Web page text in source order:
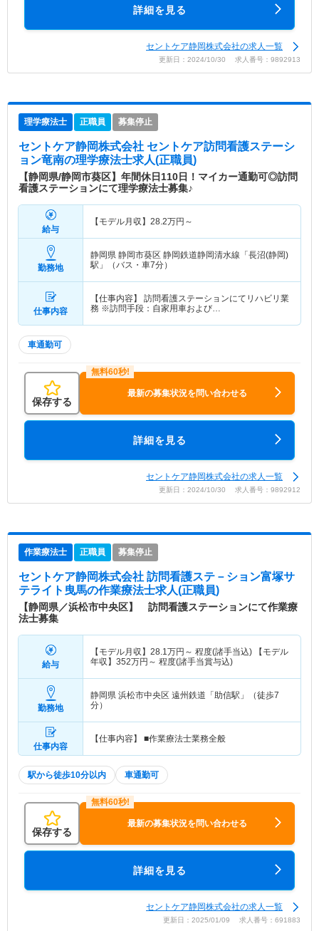
詳細を見る
セントケア静岡株式会社の求人一覧
更新日：2024/10/30 求人番号：9892913
理学療法士 正職員 募集停止
セントケア静岡株式会社 セントケア訪問看護ステーシ
ョン竜南の理学療法士求人(正職員)
【静岡県/静岡市葵区】年間休日110日！マイカー通勤可◎訪問
看護ステーションにて理学療法士募集♪
給与
【モデル月収】 28.2万円～
勤務地
静岡県 静岡市葵区 静岡鉄道静岡清水線「長沼(静岡)
駅」（バス・車7分）
仕事内容
【仕事内容】 訪問看護ステーションにてリハビリ業
務 ※訪問手段：自家用車および…
車通勤可
保存する
最新の募集状況を問い合わせる
詳細を見る
セントケア静岡株式会社の求人一覧
更新日：2024/10/30 求人番号：9892912
作業療法士 正職員 募集停止
セントケア静岡株式会社 訪問看護ステ－ション富塚サ
テライト曳馬の作業療法士求人(正職員)
【静岡県／浜松市中央区】 訪問看護ステーションにて作業療
法士募集
給与
【モデル月収】 28.1 万円～ 程度(諸手当込) 【モデル
年収】 352万円～ 程度(諸手当賞与込)
勤務地
静岡県 浜松市中央区 遠州鉄道「助信駅」（徒歩7
分）
仕事内容
【仕事内容】 ■作業療法士業務全般
駅から徒歩10分以内 車通勤可
保存する
最新の募集状況を問い合わせる
詳細を見る
セントケア静岡株式会社の求人一覧
更新日：2025/01/09 求人番号：691883